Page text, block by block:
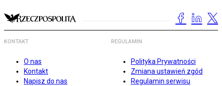
KONTAKT
O nas
Kontakt
Napisz do nas
REGULAMIN
Polityka Prywatności
Zmiana ustawień zgód
Regulamin serwisu